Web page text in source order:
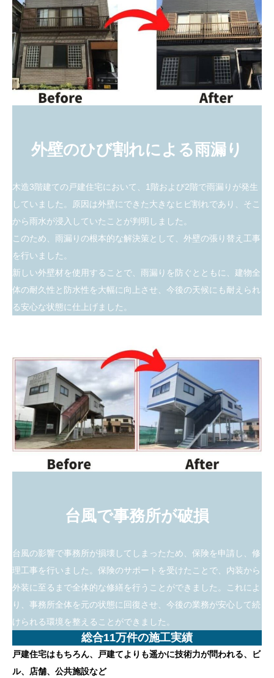
外壁のひび割れによる雨漏り
木造3階建ての戸建住宅において、1階および2階で雨漏りが発生
していました。原因は外壁にできた大きなヒビ割れであり、そこ
から雨水が浸入していたことが判明しました。
このため、雨漏りの根本的な解決策として、外壁の張り替え工事
を行いました。
新しい外壁材を使用することで、雨漏りを防ぐとともに、建物全
体の耐久性と防水性を大幅に向上させ、今後の天候にも耐えられ
る安心な状態に仕上げました。
台風で事務所が破損
台風の影響で事務所が損壊してしまったため、保険を申請し、修
理工事を行いました。保険のサポートを受けたことで、内装から
外装に至るまで全体的な修繕を行うことができました。これによ
り、事務所全体を元の状態に回復させ、今後の業務が安心して続
けられる環境を整えることができました。
総合11万件の施工実績
戸建住宅はもちろん、戸建てよりも遥かに技術力が問われる、ビ
ル、店舗、公共施設など